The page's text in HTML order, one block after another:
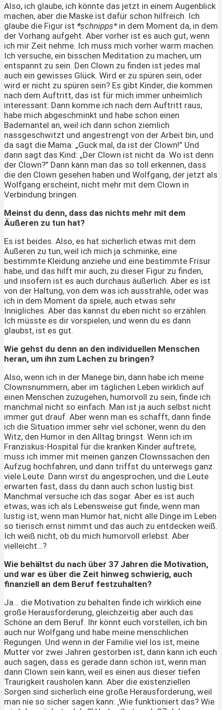
Also, ich glaube, ich könnte das jetzt in einem Augenblick
machen, aber die Maske ist dafür schon hilfreich. Ich
glaube die Figur ist *schnipps*in dem Moment da, in dem
der Vorhang aufgeht. Aber vorher ist es auch gut, wenn
ich mir Zeit nehme. Ich muss mich vorher warm machen.
Ich versuche, ein bisschen Meditation zu machen, um
entspannt zu sein. Den Clown zu finden ist jedes mal
auch ein gewisses Glück. Wird er zu spüren sein, oder
wird er nicht zu spüren sein? Es gibt Kinder, die kommen
nach dem Auftritt, das ist für mich immer unheimlich
interessant: Dann komme ich nach dem Auftritt raus,
habe mich abgeschminkt und habe schon einen
Bademantel an, weil ich dann schon ziemlich
nassgeschwitzt und angestrengt von der Arbeit bin, und
da sagt die Mama: „Guck mal, da ist der Clown!” Und
dann sagt das Kind: „Der Clown ist nicht da. Wo ist denn
der Clown?” Dann kann man das so toll erkennen, dass
die den Clown gesehen haben und Wolfgang, der jetzt als
Wolfgang erscheint, nicht mehr mit dem Clown in
Verbindung bringen.
Meinst du denn, dass das nichts mehr mit dem
Äußeren zu tun hat?
Es ist beides. Also, es hat sicherlich etwas mit dem
Äußeren zu tun, weil ich mich ja schminke, eine
bestimmte Kleidung anziehe und eine bestimmte Frisur
habe, und das hilft mir auch, zu dieser Figur zu finden,
und insofern ist es auch durchaus äußerlich. Aber es ist
von der Haltung, von dem was ich ausstrahle, oder was
ich in dem Moment da spiele, auch etwas sehr
Innigliches. Aber das kannst du eben nicht so erzählen.
Ich müsste es dir vorspielen, und wenn du es dann
glaubst, ist es gut.
Wie gehst du denn an den individuellen Menschen
heran, um ihn zum Lachen zu bringen?
Also, wenn ich in der Manege bin, dann habe ich meine
Clownsnummern, aber im täglichen Leben wirklich auf
einen Menschen zuzugehen, humorvoll zu sein, finde ich
manchmal nicht so einfach. Man ist ja auch selbst nicht
immer gut drauf. Aber wenn man es schafft, dann finde
ich die Situation immer sehr viel schöner, wenn du den
Witz, den Humor in den Alltag bringst. Wenn ich im
Franziskus-Hospital für die kranken Kinder auftrete,
muss ich immer mit meinen ganzen Clownssachen den
Aufzug hochfahren, und dann triffst du unterwegs ganz
viele Leute. Dann wirst du angesprochen, und die Leute
erwarten fast, dass du dann auch schon lustig bist.
Manchmal versuche ich das sogar. Aber es ist auch
etwas, was ich als Lebensweise gut finde, wenn man
lustig ist, wenn man Humor hat, nicht alle Dinge im Leben
so tierisch ernst nimmt und das auch zu entdecken weiß.
Ich weiß nicht, ob du mich humorvoll erlebst. Aber
vielleicht…?
Wie behältst du nach über 37 Jahren die Motivation,
und war es über die Zeit hinweg schwierig, auch
finanziell an dem Beruf festzuhalten?
Ja… die Motivation zu behalten finde ich wirklich eine
große Herausforderung, gleichzeitig aber auch das
Schöne an dem Beruf. Ihr könnt euch vorstellen, ich bin
auch nur Wolfgang und habe meine menschlichen
Regungen. Und wenn in der Familie viel los ist, meine
Mutter vor zwei Jahren gestorben ist, dann kann ich euch
auch sagen, dass es gerade dann schön ist, wenn man
dann Clown sein kann, weil es einen aus dieser tiefen
Traurigkeit rausholen kann. Aber die existenziellen
Sorgen sind sicherlich eine große Herausforderung, weil
man nie so sicher sagen kann: ‚Wie funktioniert das? Wie